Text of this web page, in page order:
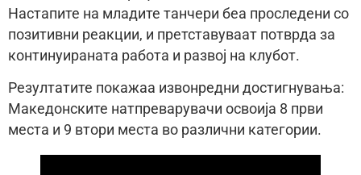
Настапите на младите танчери беа проследени со
позитивни реакции, и претставуваат потврда за
континуираната работа и развој на клубот.
Резултатите покажаа извонредни достигнувања:
Македонските натпреварувачи освоија 8 први
места и 9 втори места во различни категории.